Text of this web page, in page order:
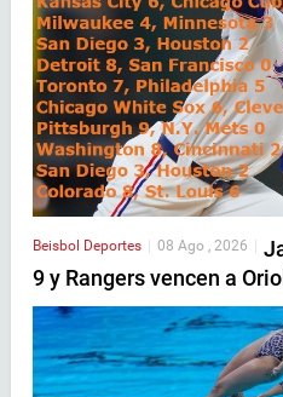
Beisbol Deportes 08 Ago , 2026
9 y Rangers vencen a